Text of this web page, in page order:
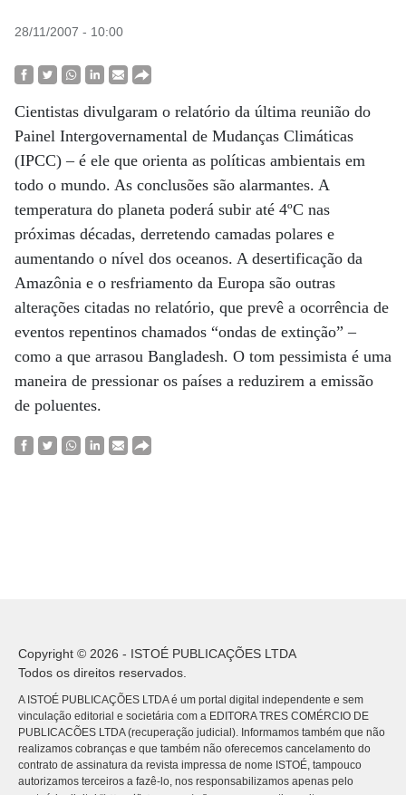
28/11/2007 - 10:00
Cientistas divulgaram o relatório da última reunião do
Painel Intergovernamental de Mudanças Climáticas
(IPCC) – é ele que orienta as políticas ambientais em
todo o mundo. As conclusões são alarmantes. A
temperatura do planeta poderá subir até 4ºC nas
próximas décadas, derretendo camadas polares e
aumentando o nível dos oceanos. A desertificação da
Amazônia e o resfriamento da Europa são outras
alterações citadas no relatório, que prevê a ocorrência de
eventos repentinos chamados “ondas de extinção” –
como a que arrasou Bangladesh. O tom pessimista é uma
maneira de pressionar os países a reduzirem a emissão
de poluentes.
Copyright © 2026 - ISTOÉ PUBLICAÇÕES LTDA
Todos os direitos reservados.
A ISTOÉ PUBLICAÇÕES LTDA é um portal digital independente e sem
vinculação editorial e societária com a EDITORA TRES COMÉRCIO DE
PUBLICACÕES LTDA (recuperação judicial). Informamos também que não
realizamos cobranças e que também não oferecemos cancelamento do
contrato de assinatura da revista impressa de nome ISTOÉ, tampouco
autorizamos terceiros a fazê-lo, nos responsabilizamos apenas pelo